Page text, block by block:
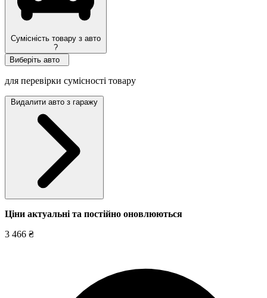
Сумісність товару з авто
?
Виберіть авто
для перевірки сумісності товару
Видалити авто з гаражу
Ціни актуальні та постійно оновлюються
3 466 ₴